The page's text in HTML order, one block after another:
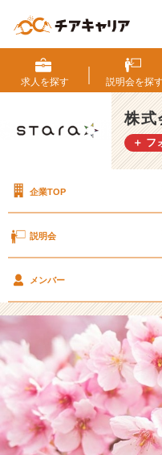
定
者
イ
ン
タ
ビ
o
入
決
め
手
は
◯
◯！
【株
式
会
求人を探す 説明会を探
株
＋ フ
企業TOP
説明会
メンバー